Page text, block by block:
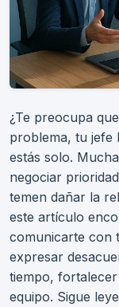
¿Te preocupa
problema, tu jefe
estás solo.
negociar
temen dañar la
este artículo
comunicarte con
expresar
tiempo,
equipo. Sigue